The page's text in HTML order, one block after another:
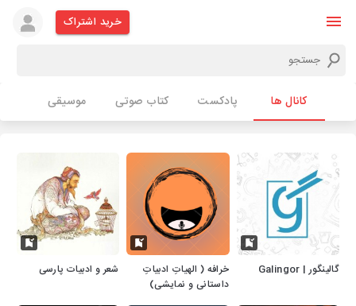
خرید اشتراک
کانال ها پادکست کتاب صوتی موسیقی
گالینگور | Galingor
خرافه ( الهیاتِ ادبیاتِ
داستانی و نمایشی)
شعر و ادبیات پارسی